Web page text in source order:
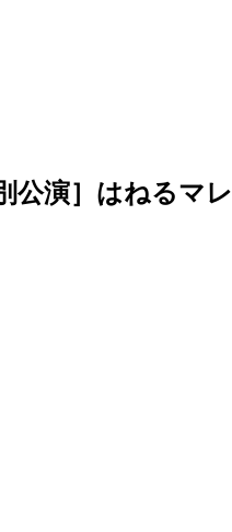
公演］はねるマ